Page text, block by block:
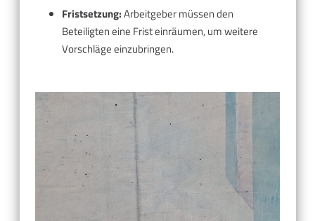
Fristsetzung:Arbeitgeber müssen den
Beteiligten eine Frist einräumen, um weitere
Vorschläge einzubringen.